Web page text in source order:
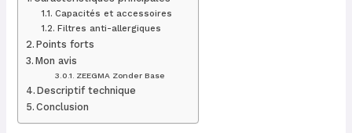
Capacités et accessoires
Filtres anti-allergiques
Points forts
Mon avis
ZEEGMA Zonder Base
Descriptif technique
Conclusion